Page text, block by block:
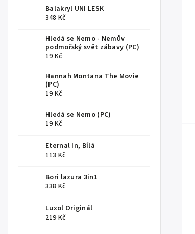
Balakryl UNI LESK
348 Kč
Hledá se Nemo - Nemův
podmořský svět zábavy (PC)
19 Kč
Hannah Montana The Movie
(PC)
19 Kč
Hledá se Nemo (PC)
19 Kč
Eternal In, Bílá
113 Kč
Bori lazura 3in1
338 Kč
Luxol Originál
219 Kč